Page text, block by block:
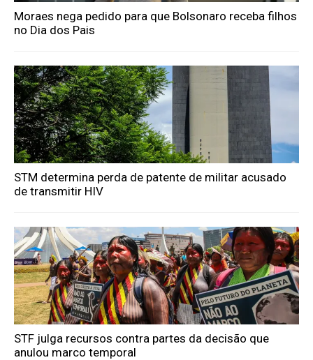
Moraes nega pedido para que Bolsonaro receba filhos
no Dia dos Pais
STM determina perda de patente de militar acusado
de transmitir HIV
STF julga recursos contra partes da decisão que
anulou marco temporal